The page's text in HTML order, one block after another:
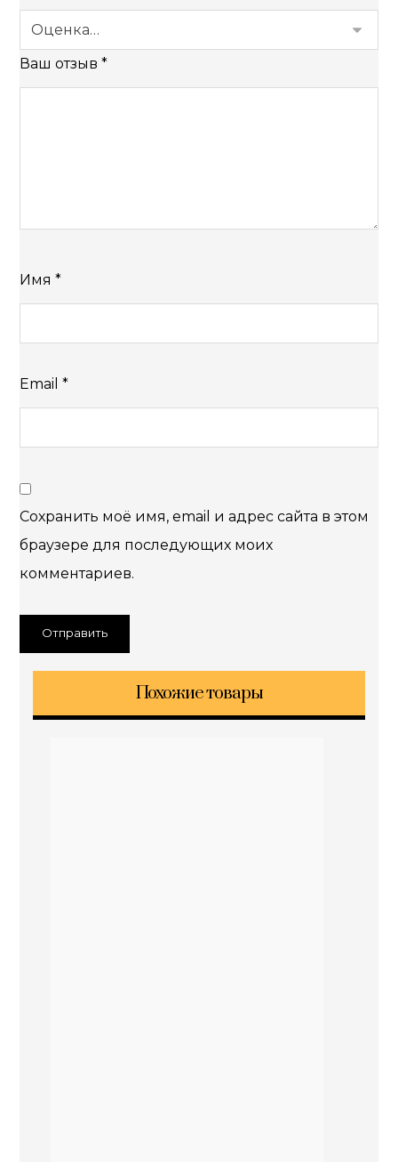
Ваш отзыв*
Имя*
Email*
Сохранить моё имя, email и адрес сайта в этом
браузере для последующих моих
комментариев.
Похожие товары